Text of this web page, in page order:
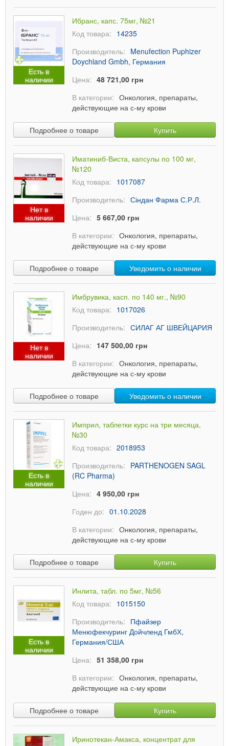
Есть в
наличии
Ибранс, капс. 75мг, №21
Код товара: 14235
Производитель: Menufection Puphizer
Doychland Gmbh, Германия
Цена: 48 721,00 грн
В категории: Онкология, препараты,
действующие на с-му крови
Подробнее о товаре Купить
Нет в
наличии
Иматиниб-Виста, капсулы по 100 мг,
№120
Код товара: 1017087
Производитель: Сіндан Фарма С.Р.Л.
Цена: 5 667,00 грн
В категории: Онкология, препараты,
действующие на с-му крови
Подробнее о товаре Уведомить о наличии
Нет в
наличии
Имбрувика, касп. по 140 мг., №90
Код товара: 1017026
Производитель: СИЛАГ АГ ШВЕЙЦАРИЯ
Цена: 147 500,00 грн
В категории: Онкология, препараты,
действующие на с-му крови
Подробнее о товаре Уведомить о наличии
Есть в
наличии
Имприл, таблетки курс на три месяца,
№30
Код товара: 2018953
Производитель: PARTHENOGEN SAGL
(RC Pharma)
Цена: 4 950,00 грн
Годен до: 01.10.2028
В категории: Онкология, препараты,
действующие на с-му крови
Подробнее о товаре Купить
Есть в
наличии
Инлита, табл. по 5мг, №56
Код товара: 1015150
Производитель: Пфайзер
Менюфекчуринг Дойчленд ГмбХ,
Германия/США
Цена: 51 358,00 грн
В категории: Онкология, препараты,
действующие на с-му крови
Подробнее о товаре Купить
Иринотекан-Амакса, концентрат для